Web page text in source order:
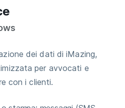
dei dati di iMazing,
per avvocati e
con i clienti.